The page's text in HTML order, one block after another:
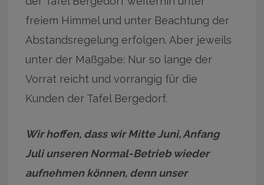
freiem Himmel und unter Beachtung der
Abstandsregelung erfolgen. Aber jeweils
unter der Maßgabe: Nur so lange der
Vorrat reicht und vorrangig für die
Kunden der Tafel Bergedorf.
Wir hoffen, dass wir Mitte Juni, Anfang
Juli unseren Normal-Betrieb wieder
aufnehmen können, denn unser